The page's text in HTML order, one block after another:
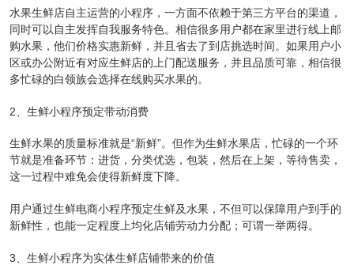
水果生鲜店自主运营的小程序，一方面不依赖于第三方平台的渠道，
同时可以自主发挥自我服务特色。相信很多用户都在家里进行线上邮
购水果，他们价格实惠新鲜，并且省去了到店挑选时间。如果用户小
区或办公附近有对应生鲜店的上门配送服务，并且品质可靠，相信很
多忙碌的白领族会选择在线购买水果的。
2、生鲜小程序预定带动消费
生鲜水果的质量标准就是“新鲜”。但作为生鲜水果店，忙碌的一个环
节就是准备环节：进货，分类优选，包装，然后在上架，等待售卖，
这一过程中难免会使得新鲜度下降。
用户通过生鲜电商小程序预定生鲜及水果，不但可以保障用户到手的
新鲜性，也能一定程度上均化店铺劳动力分配；可谓一举两得。
3、生鲜小程序为实体生鲜店铺带来的价值